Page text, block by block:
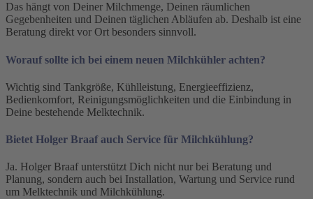
Das hängt von Deiner Milchmenge, Deinen räumlichen
Gegebenheiten und Deinen täglichen Abläufen ab. Deshalb ist eine
Beratung direkt vor Ort besonders sinnvoll.
Worauf sollte ich bei einem neuen Milchkühler achten?
Wichtig sind Tankgröße, Kühlleistung, Energieeffizienz,
Bedienkomfort, Reinigungsmöglichkeiten und die Einbindung in
Deine bestehende Melktechnik.
Bietet Holger Braaf auch Service für Milchkühlung?
Ja. Holger Braaf unterstützt Dich nicht nur bei Beratung und
Planung, sondern auch bei Installation, Wartung und Service rund
um Melktechnik und Milchkühlung.